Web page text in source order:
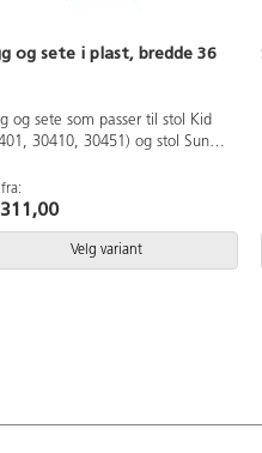
og sete i plast, bredde 36
og sete som passer til stol Kid
30410, 30451) og stol Sundo
fra:
Velg variant